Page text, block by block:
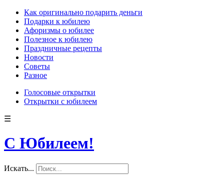
Как оригинально подарить деньги
Подарки к юбилею
Афоризмы о юбилее
Полезное к юбилею
Праздничные рецепты
Новости
Советы
Разное
Голосовые открытки
Открытки с юбилеем
☰
С Юбилеем!
Искать...